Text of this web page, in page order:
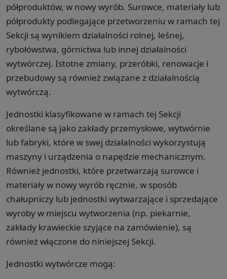
półproduktów, w nowy wyrób. Surowce, materiały lub
półprodukty podlegające przetworzeniu w ramach tej
Sekcji są wynikiem działalności rolnej, leśnej,
rybołówstwa, górnictwa lub innej działalności
wytwórczej. Istotne zmiany, przeróbki, renowacje i
przebudowy są również związane z działalnością
wytwórczą.
Jednostki klasyfikowane w ramach tej Sekcji
określane są jako zakłady przemysłowe, wytwórnie
lub fabryki, które w swej działalności wykorzystują
maszyny i urządzenia o napędzie mechanicznym.
Również jednostki, które przetwarzają surowce i
materiały w nowy wyrób ręcznie, w sposób
chałupniczy lub jednostki wytwarzające i sprzedające
wyroby w miejscu wytworzenia (np. piekarnie,
zakłady krawieckie szyjące na zamówienie), są
również włączone do niniejszej Sekcji.
Jednostki wytwórcze mogą: